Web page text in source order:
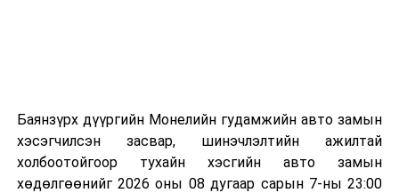
болон дулааны эрчим хүч үйлдвэрлэхэд ашиглаж
болдог. Зарим технологийн хувьд шаталтын дараа
үлдэх үнснээс фосфор зэрэг ашигт эрдсийг сэргээн
авах боломжтой аж.
Баянзүрх дүүргийн Монелийн гудамжийн авто замын
хэсэгчилсэн засвар, шинэчлэлтийн ажилтай
холбоотойгоор тухайн хэсгийн авто замын
хөдөлгөөнийг 2026 оны 08 дугаар сарын 7-ны 23:00